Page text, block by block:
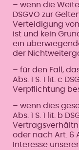
– wenn die
DSGVO zur
Verteidigung
ist und kein
ein
der
– für den Fall,
Abs. 1 S. 1 lit. c
Verpflichtung
– wenn dies
Abs. 1 S. 1 lit. b
oder nach Art. 6
Interesse